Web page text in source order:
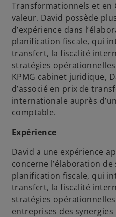
Transformationnels et en
valeur. David possède
d’expérience dans
planification fiscale, qui
transfert, la fiscalité
stratégies
KPMG cabinet juridique,
d’associé en prix de
internationale auprès
comptable.
Expérience
David a une expérience
concerne l’élaboration de
planification fiscale, qui
transfert, la fiscalité
stratégies
entreprises des